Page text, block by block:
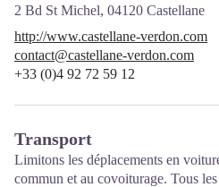
2 Bd St Michel, 04120 Castellane
http://www.castellane-verdon.com
contact@castellane-verdon.com
+33 (0)4 92 72 59 12
Transport
Limitons les déplacements en
commun et au covoiturage. Tous